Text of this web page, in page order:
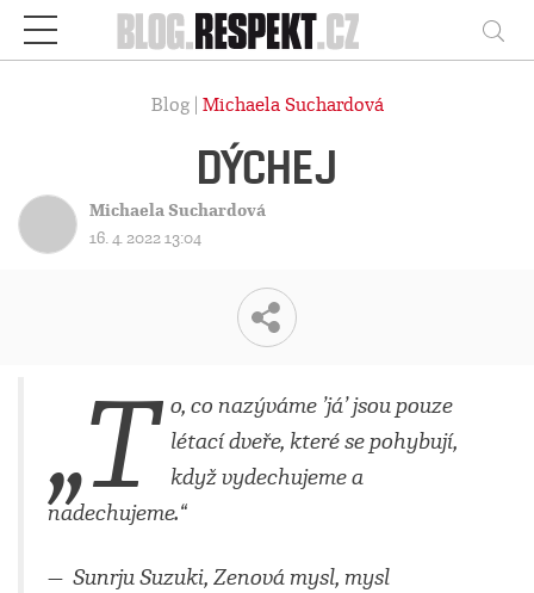
Respekt
Blog | Michaela Suchardová
DÝCHEJ
Michaela Suchardová
16. 4. 2022 13:04
„T o, co nazýváme ’já’ jsou pouze
létací dveře, které se pohybují,
když vydechujeme a
nadechujeme.“
— Sunrju Suzuki, Zenová mysl, mysl